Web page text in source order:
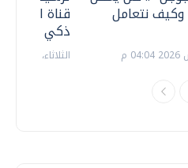
قناة
ذكي
الثلاثاء، 14 يوليو 2026 06:11 م
وكيف نتعامل